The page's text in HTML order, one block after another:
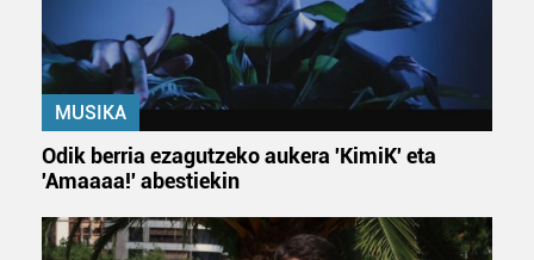
MUSIKA
Odik berria ezagutzeko aukera 'KimiK' eta
'Amaaaa!' abestiekin